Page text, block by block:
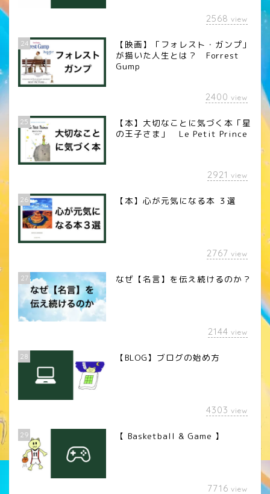
2568 view
24
【映画】「フォレスト・ガンプ」
が描いた人生とは？ Forrest
Gump
2400 view
25
【本】大切なことに気づく本「星
の王子さま」 Le Petit Prince
2921 view
26 【本】心が元気になる本 ３選
2767 view
27 なぜ【名言】を伝え続けるのか？
2144 view
28 【BLOG】ブログの始め方
4303 view
29 【 Basketball & Game 】
7716 view